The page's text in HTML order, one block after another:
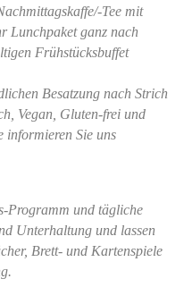
Tee mit
Lunchpaket ganz nach
Frühstücksbuffet
Besatzung nach Strich
Vegan, Gluten-frei und
informieren Sie uns
Programm und tägliche
Unterhaltung und lassen
Brett- und Kartenspiele